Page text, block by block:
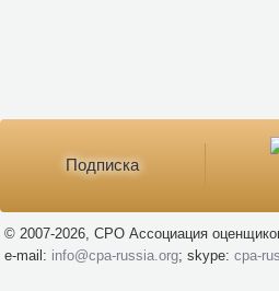
Подписка
© 2007-2026, СРО Ассоциация
e-mail: info@cpa-russia.org; skype: cpa-